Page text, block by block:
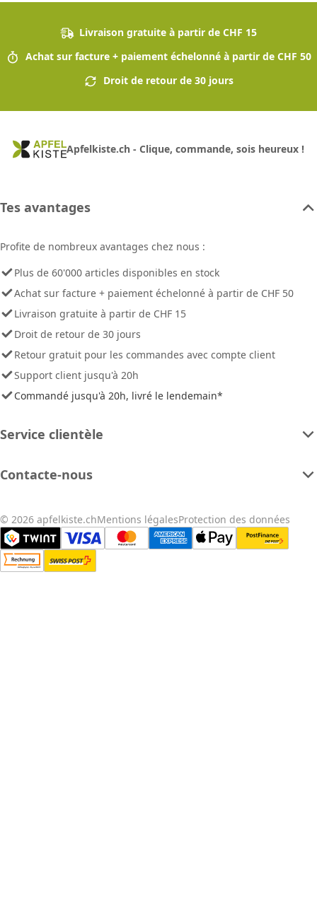
Livraison gratuite à partir de CHF 15
Achat sur facture + paiement échelonné à partir de CHF 50
Droit de retour de 30 jours
Apfelkiste.ch - Clique, commande, sois heureux !
Tes avantages
Profite de nombreux avantages chez nous :
Plus de 60'000 articles disponibles en stock
Achat sur facture + paiement échelonné à partir de CHF 50
Livraison gratuite à partir de CHF 15
Droit de retour de 30 jours
Retour gratuit pour les commandes avec compte client
Support client jusqu'à 20h
Commandé jusqu'à 20h, livré le lendemain*
Service clientèle
Contacte-nous
© 2026 apfelkiste.chMentions légalesProtection des données